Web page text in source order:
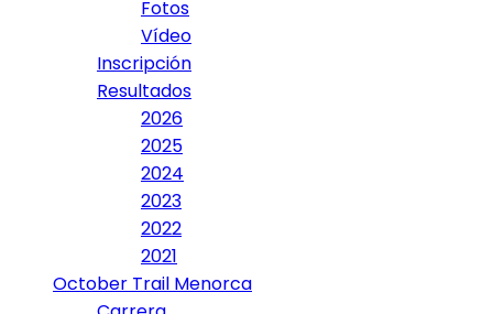
Fotos
Vídeo
Inscripción
Resultados
2026
2025
2024
2023
2022
2021
October Trail Menorca